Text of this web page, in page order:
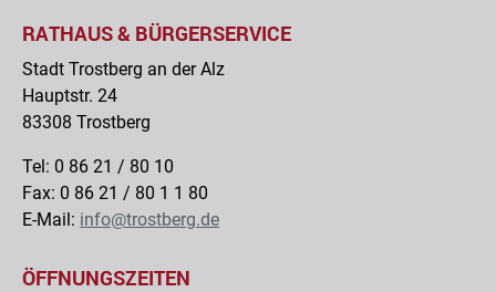
RATHAUS & BÜRGERSERVICE
Stadt Trostberg an der Alz
Hauptstr. 24
83308 Trostberg
Tel: 0 86 21 / 80 10
Fax: 0 86 21 / 80 1 1 80
E-Mail: info@trostberg.de
ÖFFNUNGSZEITEN